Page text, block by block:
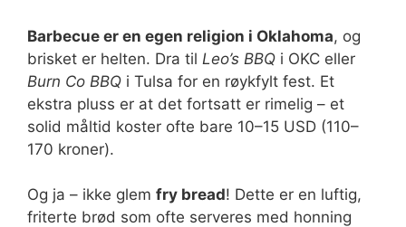
Barbecue er en egen religion i Oklahoma, og
brisket er helten. Dra til Leo’s BBQ i OKC eller
Burn Co BBQ i Tulsa for en røykfylt fest. Et
ekstra pluss er at det fortsatt er rimelig – et
solid måltid koster ofte bare 10–15 USD (110–
170 kroner).
Og ja – ikke glem fry bread! Dette er en luftig,
friterte brød som ofte serveres med honning